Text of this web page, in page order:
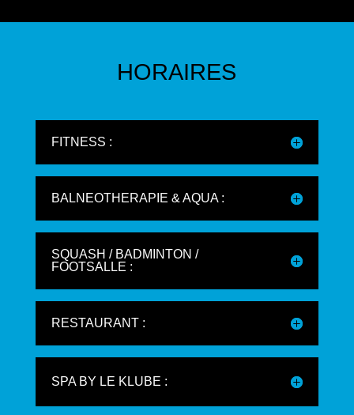
HORAIRES
FITNESS :
BALNEOTHERAPIE & AQUA :
SQUASH / BADMINTON /
FOOTSALLE :
RESTAURANT :
SPA BY LE KLUBE :